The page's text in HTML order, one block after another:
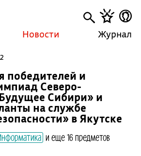
Новости Журнал
победителей и
Северо-
Сибири» и
на службе
в Якутске
и еще 16 предметов